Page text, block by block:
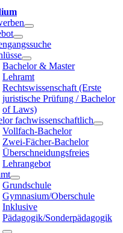
Bachelor & Master
Lehramt
Rechtswissenschaft (Erste
juristische Prüfung / Bachelor
of Laws)
fachwissenschaftlich
Vollfach-Bachelor
Zwei-Fächer-Bachelor
Überschneidungsfreies
Lehrangebot
Grundschule
Gymnasium/Oberschule
Inklusive
Pädagogik/Sonderpädagogik